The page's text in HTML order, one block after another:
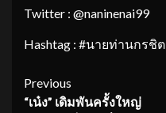
Twitter : @naninenai99
Hashtag : #นายท่านกรชิต
Continue
Previous
“เน๋ง” เดิมพันครั้งใหญ่